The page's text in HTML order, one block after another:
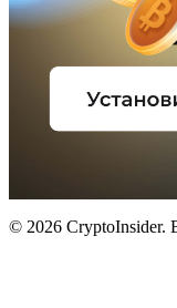
© 2026 CryptoInsider.